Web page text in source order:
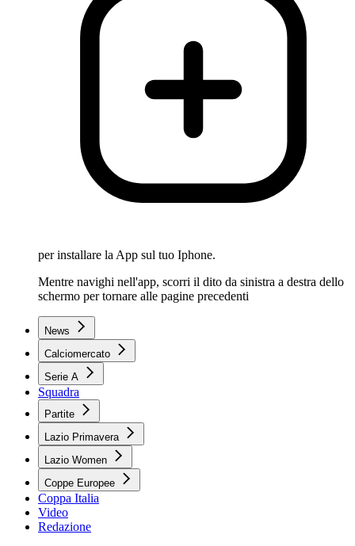
per installare la App sul tuo Iphone.
Mentre navighi nell'app, scorri il dito da sinistra a destra dello
schermo per tornare alle pagine precedenti
News
Calciomercato
Serie A
Squadra
Partite
Lazio Primavera
Lazio Women
Coppe Europee
Coppa Italia
Video
Redazione